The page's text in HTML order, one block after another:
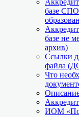
базе СПО
базе не
архив)
Ссылки
файла
Что
ИОМ